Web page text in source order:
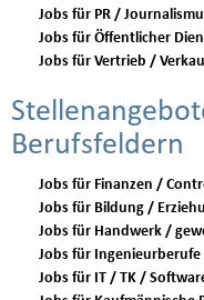
Jobs für PR /
Jobs für Öffentlicher
Jobs für Vertrieb /
Berufsfeldern